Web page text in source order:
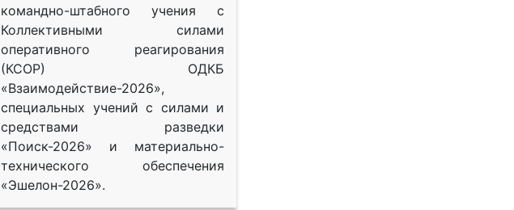
командно-штабного учения с
Коллективными силами
оперативного реагирования
(КСОР) ОДКБ
«Взаимодействие-2026»,
специальных учений с силами и
средствами разведки
«Поиск-2026» и материально-
технического обеспечения
«Эшелон-2026».